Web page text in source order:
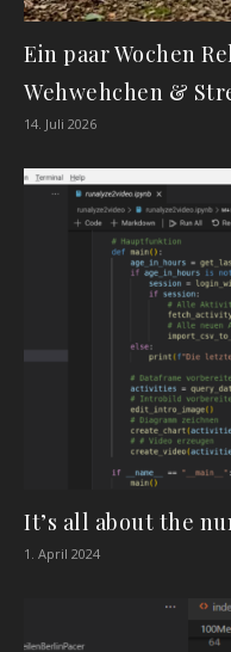
Ein paar Wochen
Wehwehchen &
14. Juli 2026
It’s all about the
1. April 2024